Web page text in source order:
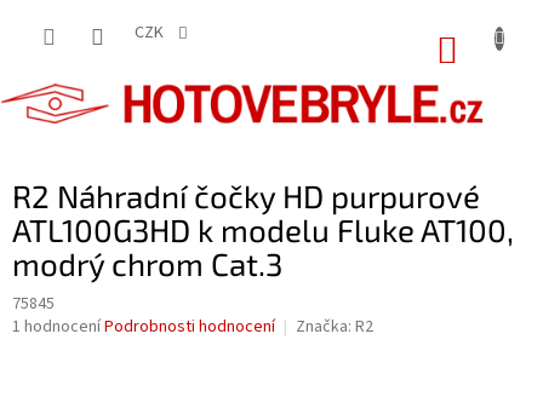
CZK
R2 Náhradní čočky HD purpurové
ATL100G3HD k modelu Fluke AT100,
modrý chrom Cat.3
75845
Průměrné
1 hodnoceníPodrobnosti hodnocení Značka: R2